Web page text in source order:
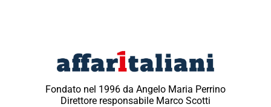
Fondato nel 1996 da Angelo Maria Perrino
Direttore responsabile Marco Scotti